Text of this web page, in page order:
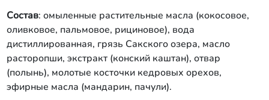
Состав: омыленные растительные масла (кокосовое,
оливковое, пальмовое, рициновое), вода
дистиллированная, грязь Сакского озера, масло
расторопши, экстракт (конский каштан), отвар
(полынь), молотые косточки кедровых орехов,
эфирные масла (мандарин, пачули).